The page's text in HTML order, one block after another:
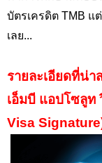
บัตรเครดิต TMB แ
เลย...
รายละเอียดที่น่า
เอ็มบี แอปโซลูท
Visa